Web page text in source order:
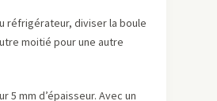
réfrigérateur, diviser la boule
moitié pour une autre
5 mm d’épaisseur. Avec un